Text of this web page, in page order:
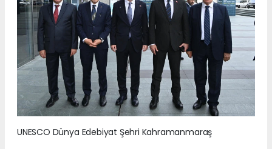
UNESCO Dünya Edebiyat Şehri Kahramanmaraş